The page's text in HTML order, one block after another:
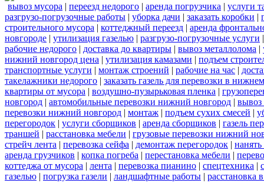
вывоз мусора | переезд недорого | аренда погрузчика | услуги
разгрузо-погрузочные работы | уборка дачи | заказать коробки |
строительного мусора | коттеджный переезд | аренда
новгороде | утилизация газелью | разгрузо-погрузочные услуги
рабочие недорого | доставка до квартиры | вывоз металлолома |
нижний новгород цена | утилизация камазами | подъем
транспортные услуги | монтаж строений | рабочие на час |
такелажники недорого | заказать газель для перевозки в
квартиры от мусора | воздушно-пузырьковая пленка |
новгород | автомобильные перевозки нижний новгород | вывоз
перевозки нижний новгород | монтаж | подъем сухих смесей |
перегородок | услуги сборщиков | аренда сборщиков | газель
траншей | расстановка мебели | грузовые перевозки нижний
стрейч лента | перевозка сейфа | демонтаж перегородок |
аренда грузчиков | копка погреба | перестановка мебели |
коттеджа от мусора | лента | перевозка пианино | спецтехника |
газелью | погрузка газели | ландшафтные работы | расстановка